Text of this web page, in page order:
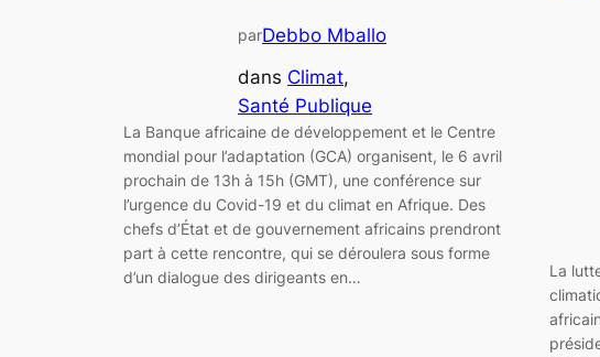
parDebbo Mballo
dans Climat
Santé Publique
La Banque africaine de développement et le Centre
mondial pour l’adaptation (GCA) organisent, le 6 avril
prochain de 13h à 15h (GMT), une conférence sur
l’urgence du Covid-19 et du climat en Afrique. Des
chefs d’État et de gouvernement africains prendront
part à cette rencontre, qui se déroulera sous forme
d’un dialogue des dirigeants en…
La